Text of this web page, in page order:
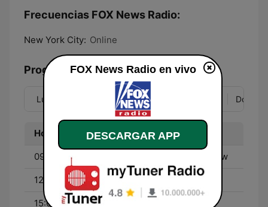
Frecuencias FOX News Radio:
New York City: Online
Programación
Lun Mié Jue Dom
Hora Programa
09:00 - 12:00 The Brian Kilmeade Show
12:00 - 15:00 The Todd Starnes Show
15:00 - 18:00
FOX News Radio en vivo
DESCARGAR APP